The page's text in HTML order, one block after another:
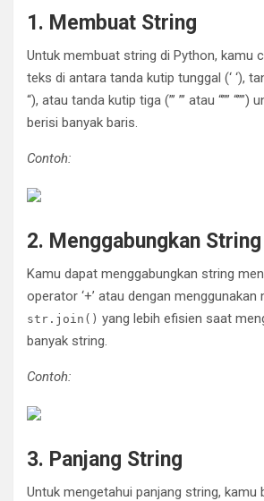
1. Membuat String
Untuk membuat string di Python, kamu
teks di antara tanda kutip tunggal (‘ ‘),
“), atau tanda kutip tiga (”’ ”’ atau “””
berisi banyak baris.
Contoh:
2. Menggabungkan String
Kamu dapat menggabungkan string
operator ‘+’ atau dengan menggunakan
str.join() yang lebih efisien saat
banyak string.
Contoh:
3. Panjang String
Untuk mengetahui panjang string, kamu